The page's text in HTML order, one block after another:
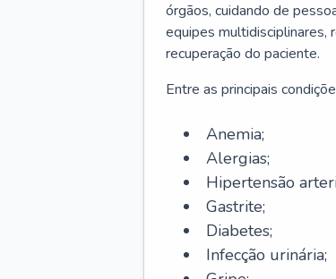
órgãos, cuidando de
equipes multidisciplinares,
recuperação do paciente.
Entre as principais
Anemia;
Alergias;
Hipertensão
Gastrite;
Diabetes;
Infecção urinária;